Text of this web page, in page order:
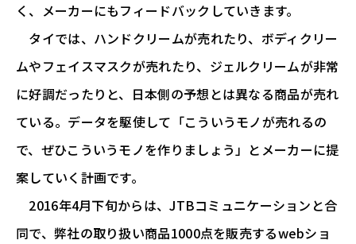
く、メーカーにもフィードバックしていきます。
タイでは、ハンドクリームが売れたり、ボディクリー
ムやフェイスマスクが売れたり、ジェルクリームが非常
に好調だったりと、日本側の予想とは異なる商品が売れ
ている。データを駆使して「こういうモノが売れるの
で、ぜひこういうモノを作りましょう」とメーカーに提
案していく計画です。
2016年4月下旬からは、JTBコミュニケーションと合
同で、弊社の取り扱い商品1000点を販売するwebショ